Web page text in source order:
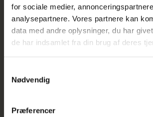
for sociale medier,
analysepartnere. Vores partnere kan
data med andre oplysninger, du har
de har indsamlet fra din brug af deres
Nødvendig
Præferencer
ANDRE KØBTE OGSÅ